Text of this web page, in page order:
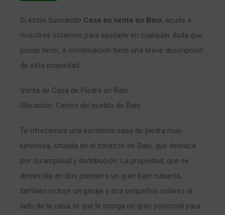
Si estás buscando Casa en venta en Baio, acude a
nosotros estamos para ayudarle en cualquier duda que
puede tener, a continuación tiene una breve descripción
de esta propiedad.
Venta de Casa de Piedra en Baio
Ubicación: Centro del pueblo de Baio
Te ofrecemos una excelente casa de piedra muy
luminosa, situada en el corazón de Baio, que destaca
por su amplitud y distribución. La propiedad, que se
desarrolla en dos plantas y un gran bajo cubierta,
también incluye un garaje y dos pequeños solares al
lado de la casa, lo que le otorga un gran potencial para